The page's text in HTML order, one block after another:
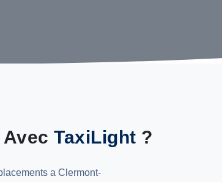
AvecTaxiLight ?
a Clermont-